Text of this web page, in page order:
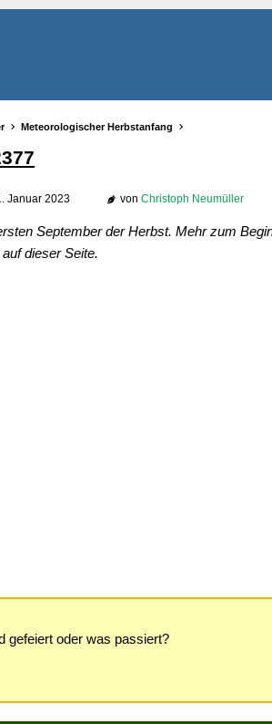
Meteorologischer Herbstanfang
Januar 2023 von Christoph Neumüller
September der Herbst. Mehr zum
dieser Seite.
gefeiert oder was passiert?